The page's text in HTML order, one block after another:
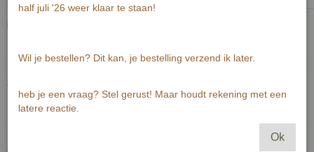
half juli '26 weer klaar te staan!
Wil je bestellen? Dit kan, je bestelling verzend ik later.
heb je een vraag? Stel gerust! Maar houdt rekening met een
latere reactie.
Ok